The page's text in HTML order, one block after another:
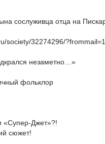
сослуживца отца на
society/32274296/?frommail=1
незаметно…»
фольклор
«Супер-Джет»?!
сюжет!